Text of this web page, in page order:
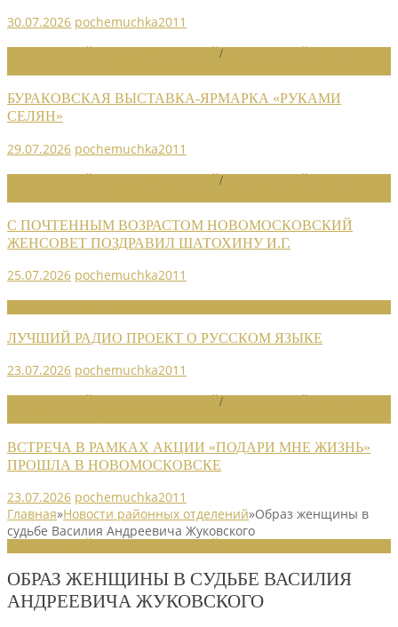
30.07.2026 pochemuchka2011
/
БУРАКОВСКАЯ ВЫСТАВКА-ЯРМАРКА «РУКАМИ
СЕЛЯН»
29.07.2026 pochemuchka2011
/
С ПОЧТЕННЫМ ВОЗРАСТОМ НОВОМОСКОВСКИЙ
ЖЕНСОВЕТ ПОЗДРАВИЛ ШАТОХИНУ И.Г.
25.07.2026 pochemuchka2011
ЛУЧШИЙ РАДИО ПРОЕКТ О РУССКОМ ЯЗЫКЕ
23.07.2026 pochemuchka2011
/
ВСТРЕЧА В РАМКАХ АКЦИИ «ПОДАРИ МНЕ ЖИЗНЬ»
ПРОШЛА В НОВОМОСКОВСКЕ
23.07.2026 pochemuchka2011
Главная»Новости районных отделений»Образ женщины в
судьбе Василия Андреевича Жуковского
ОБРАЗ ЖЕНЩИНЫ В СУДЬБЕ ВАСИЛИЯ
АНДРЕЕВИЧА ЖУКОВСКОГО